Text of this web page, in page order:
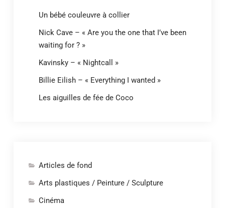
Un bébé couleuvre à collier
Nick Cave – « Are you the one that I’ve been
waiting for ? »
Kavinsky – « Nightcall »
Billie Eilish – « Everything I wanted »
Les aiguilles de fée de Coco
Articles de fond
Arts plastiques / Peinture / Sculpture
Cinéma